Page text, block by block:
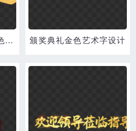
不忘初心携手并进金色艺术字金色立体设计 颁奖典礼金色艺术字设计